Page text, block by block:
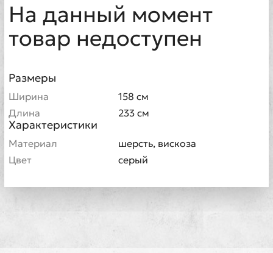
На данный момент
товар недоступен
Размеры
Ширина
158 см
Длина
233 см
Характеристики
Материал
шерсть, вискоза
Цвет
серый